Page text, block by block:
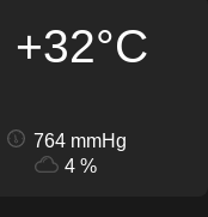
+32°C
764 mmHg
4 %